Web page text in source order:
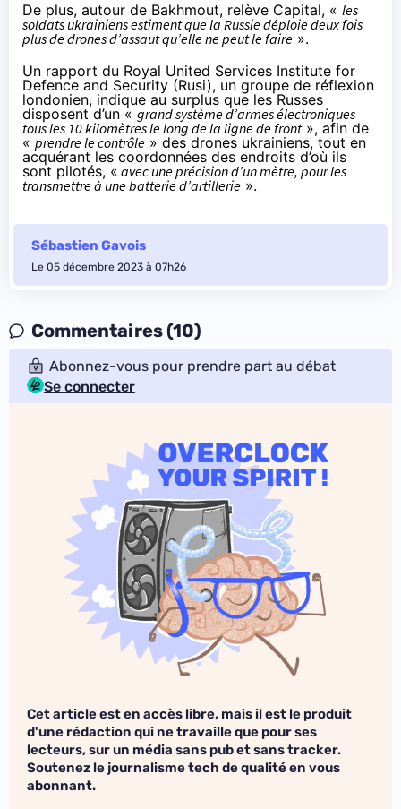
De plus, autour de Bakhmout, relève Capital, « les
soldats ukrainiens estiment que la Russie déploie deux fois
plus de drones d’assaut qu’elle ne peut le faire ».
Un rapport du Royal United Services Institute for
Defence and Security (Rusi), un groupe de réflexion
londonien, indique au surplus que les Russes
disposent d’un « grand système d’armes électroniques
tous les 10 kilomètres le long de la ligne de front», afin de
« prendre le contrôle » des drones ukrainiens, tout en
acquérant les coordonnées des endroits d’où ils
sont pilotés, « avec une précision d’un mètre, pour les
transmettre à une batterie d’artillerie ».
Sébastien Gavois
Le 05 décembre 2023 à 07h26
Commentaires (10)
Abonnez-vous pour prendre part au débat
Se connecter
Cet article est en accès libre, mais il est le produit
d'une rédaction qui ne travaille que pour ses
lecteurs, sur un média sans pub et sans tracker.
Soutenez le journalisme tech de qualité en vous
abonnant.